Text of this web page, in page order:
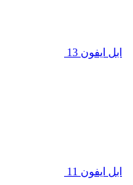
ابل ايفون 13
ابل ايفون 11